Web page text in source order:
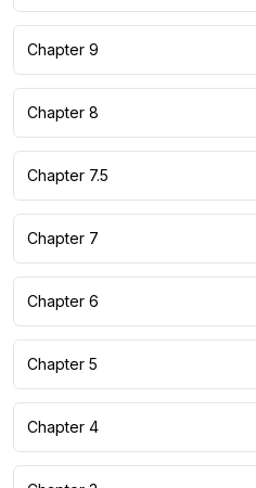
Chapter 9
Chapter 8
Chapter 7.5
Chapter 7
Chapter 6
Chapter 5
Chapter 4